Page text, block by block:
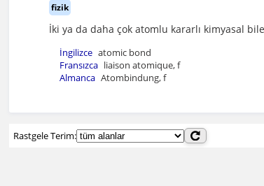
fizik
İki ya da daha çok atomlu kararlı kimyasal
İngilizce atomic bond
Fransızca liaison atomique, f
Almanca Atombindung, f
Rastgele Terim: